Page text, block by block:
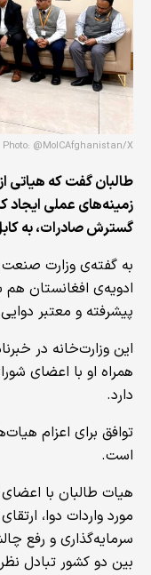
Photo: @MoICAfghanistan/X
طالبان گفت که
زمینه‌های عملی ایجاد
گسترش صادرات، به
به گفته‌ی وزارت
ادویه‌ی افغانستان هم
پیشرفته و معتبر
این وزار‌ت‌خانه در
همراه او با اعضای
دارد.
توافق برای اعزام
است.
هیات طالبان با
مورد واردات دوا،
سرمایه‌گذاری و رفع
بین دو کشور تبادل